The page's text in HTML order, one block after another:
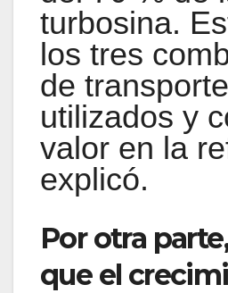
turbosina.
los tres
de
utilizados y
valor en la
explicó.
Por otra
que el